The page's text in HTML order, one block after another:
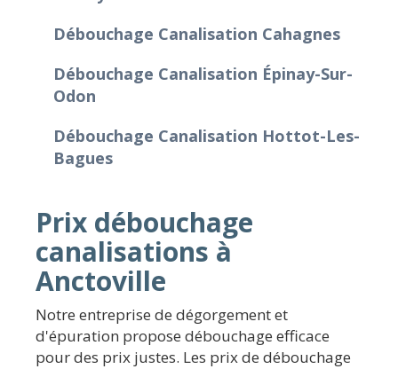
Débouchage Canalisation Cahagnes
Débouchage Canalisation Épinay-Sur-
Odon
Débouchage Canalisation Hottot-Les-
Bagues
Prix débouchage
canalisations à
Anctoville
Notre entreprise de dégorgement et
d'épuration propose débouchage efficace
pour des prix justes. Les prix de débouchage